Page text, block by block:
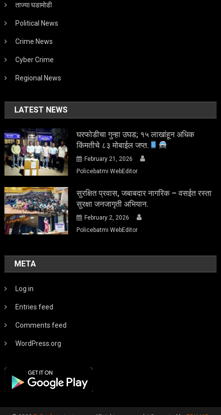
ताज्या घडामोडी
Political News
Crime News
Cyber Crime
Regional News
LATEST NEWS
घरफोडीचा गुन्हा उघड; १५ लाखांहून अधिक
किंमतीचे ८३ मोबाईल जप्त.
February 21, 2026
Policebatmi WebEditor
सुरक्षित प्रवास, जबाबदार नागरिक – वसईत रस्ता
सुरक्षा जनजागृती अभियान.
February 2, 2026
Policebatmi WebEditor
META
Log in
Entries feed
Comments feed
WordPress.org